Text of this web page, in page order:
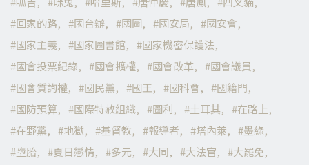
回家的路
國台辦 國圖 國安局
國安會
國家主義
國家圖書館
國家機密保護法
國會投票紀錄
國會擴權 國會改革
國會議員
國會質詢權
國民黨 國王 國科會
國籍門
國防預算
國際特赦組織 圖利 土耳其
在路上
在野黨
地獄 基督教 報導者 塔內萊
墨綠
墮胎
夏日戀情 多元 大同 大法官
大罷免